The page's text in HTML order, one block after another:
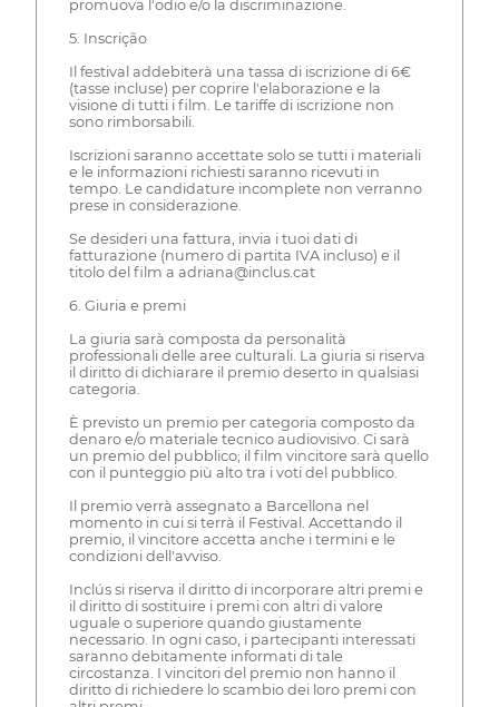
promuova l'odio e/o la discriminazione.
5. Inscrição
Il festival addebiterà una tassa di iscrizione di 6€
(tasse incluse) per coprire l'elaborazione e la
visione di tutti i film. Le tariffe di iscrizione non
sono rimborsabili.
Iscrizioni saranno accettate solo se tutti i materiali
e le informazioni richiesti saranno ricevuti in
tempo. Le candidature incomplete non verranno
prese in considerazione.
Se desideri una fattura, invia i tuoi dati di
fatturazione (numero di partita IVA incluso) e il
titolo del film a adriana@inclus.cat
6. Giuria e premi
La giuria sarà composta da personalità
professionali delle aree culturali. La giuria si riserva
il diritto di dichiarare il premio deserto in qualsiasi
categoria.
È previsto un premio per categoria composto da
denaro e/o materiale tecnico audiovisivo. Ci sarà
un premio del pubblico; il film vincitore sarà quello
con il punteggio più alto tra i voti del pubblico.
Il premio verrà assegnato a Barcellona nel
momento in cui si terrà il Festival. Accettando il
premio, il vincitore accetta anche i termini e le
condizioni dell'avviso.
Inclús si riserva il diritto di incorporare altri premi e
il diritto di sostituire i premi con altri di valore
uguale o superiore quando giustamente
necessario. In ogni caso, i partecipanti interessati
saranno debitamente informati di tale
circostanza. I vincitori del premio non hanno il
diritto di richiedere lo scambio dei loro premi con